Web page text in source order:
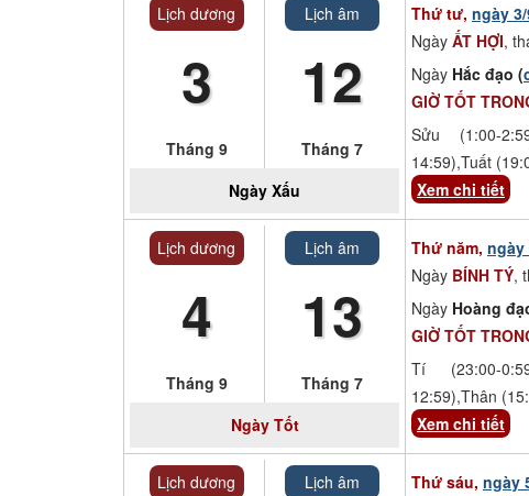
Lịch dương
3
Tháng 9
Lịch âm
12
Tháng 7
Ngày Xấu
Thứ tư, ngày
Ngày ẤT HỢI,
Ngày Hắc đạo (
GIỜ TỐT
Sửu (1:00-
14:59),Tuất
Xem chi tiết
Lịch dương
4
Tháng 9
Lịch âm
13
Tháng 7
NgàyTốt
Thứ năm, ngày
Ngày BÍNH TÝ,
Ngày Hoàng
GIỜ TỐT
Tí (23:00-
12:59),Thân
Xem chi tiết
Lịch dương Lịch âm Thứ sáu, ngày